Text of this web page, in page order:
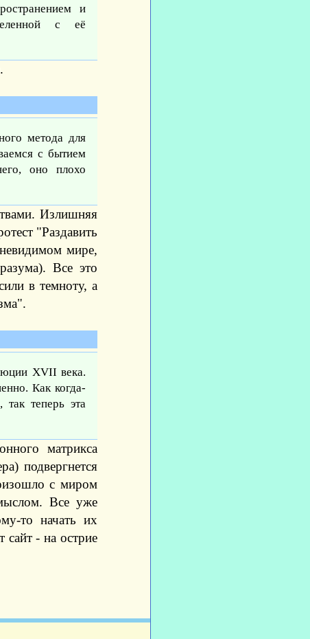
и
с её
метода для
с бытием
оно плохо
Излишняя
"Раздавить
мире,
Все это
в темноту, а
XVII века.
Как когда-
так теперь эта
матрикса
подвергнется
с миром
Все уже
то начать их
сайт - на острие